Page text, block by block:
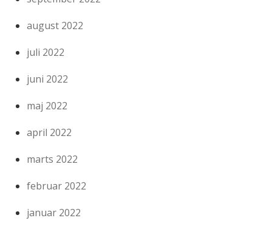
august 2022
juli 2022
juni 2022
maj 2022
april 2022
marts 2022
februar 2022
januar 2022